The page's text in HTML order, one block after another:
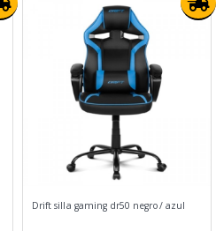
Drift silla gaming dr50 negro/ azul